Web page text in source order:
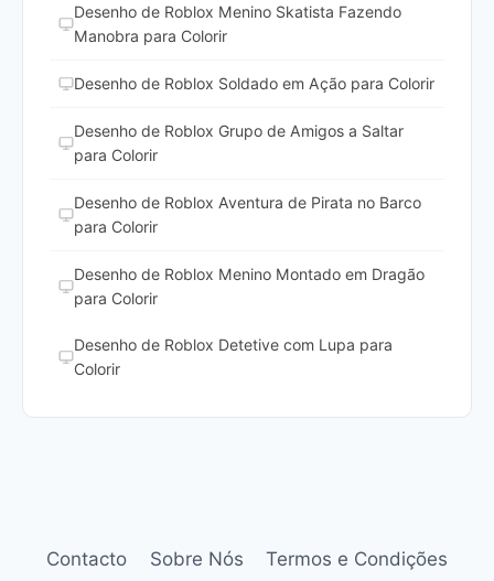
Desenho de Roblox Menino Skatista Fazendo
Manobra para Colorir
Desenho de Roblox Soldado em Ação para Colorir
Desenho de Roblox Grupo de Amigos a Saltar
para Colorir
Desenho de Roblox Aventura de Pirata no Barco
para Colorir
Desenho de Roblox Menino Montado em Dragão
para Colorir
Desenho de Roblox Detetive com Lupa para
Colorir
Contacto Sobre Nós Termos e Condições